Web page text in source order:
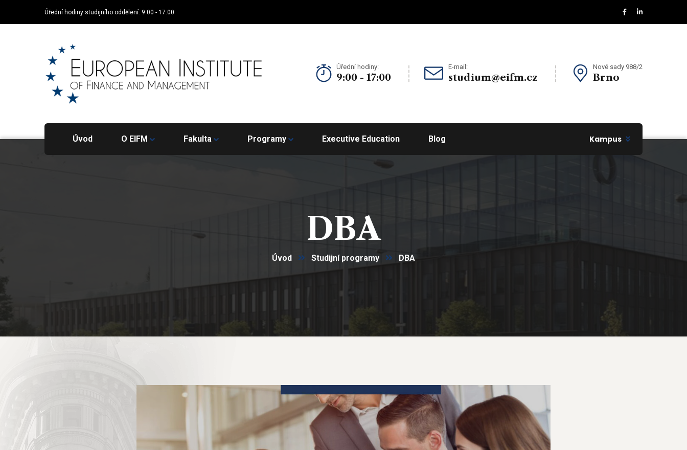
Úřední hodiny studijního oddělení: 9:00 - 17:00
Úřední hodiny:
9:00 - 17:00
E-mail:
studium@eifm.cz
Nové sady 988/2
Brno
Úvod O EIFM Fakulta Programy Executive Education Blog Kampus
DBA
Úvod Studijní programy DBA